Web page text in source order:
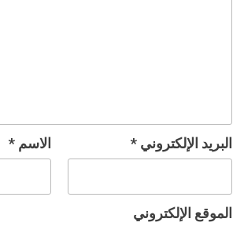
الاسم * البريد الإلكتروني *
الموقع الإلكتروني